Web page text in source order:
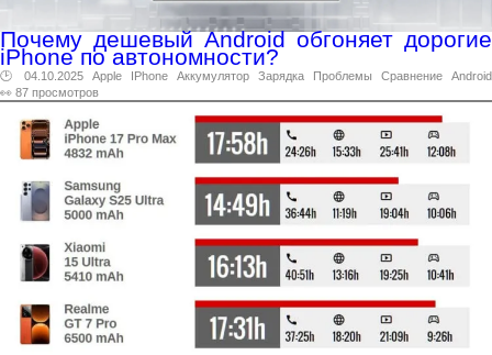
Почему дешевый Android обгоняет дорогие
iPhone по автономности?
🕑 04.10.2025 Apple IPhone Аккумулятор Зарядка Проблемы Сравнение
Android
👀 87 просмотров